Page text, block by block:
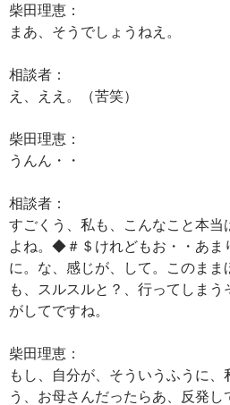
柴田理恵：
まあ、そうでしょうねえ。
相談者：
え、ええ。（苦笑）
柴田理恵：
うんん・・
相談者：
すごくう、私も、こんなこと本当
よね。◆＃＄けれどもお・・あま
に。な、感じが、して。このま
も、スルスルと？、行ってしま
がしてですね。
柴田理恵：
もし、自分が、そういうふうに
う、お母さんだったらあ、反発し